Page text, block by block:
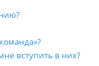
вступить в них?